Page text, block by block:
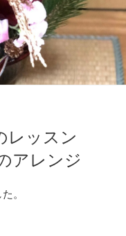
レッスン
アレンジ
。